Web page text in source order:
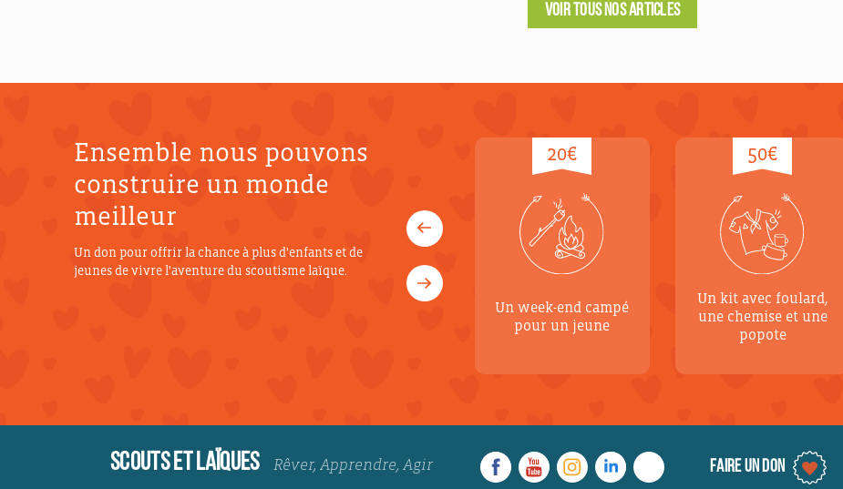
VOIR TOUS NOS ARTICLES
Ensemble nous pouvons
construire un monde
meilleur
Un don pour offrir la chance à plus d'enfants et de
jeunes de vivre l'aventure du scoutisme laïque.
20€
Un week-end campé
pour un jeune
50€
Un kit avec foulard,
une chemise et une
popote
SCOUTS ET LAÏQUES Rêver, Apprendre, Agir FAIRE UN DON